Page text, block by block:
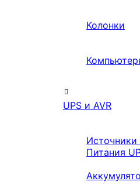
Колонки
UPS и AVR
Источники
Питания